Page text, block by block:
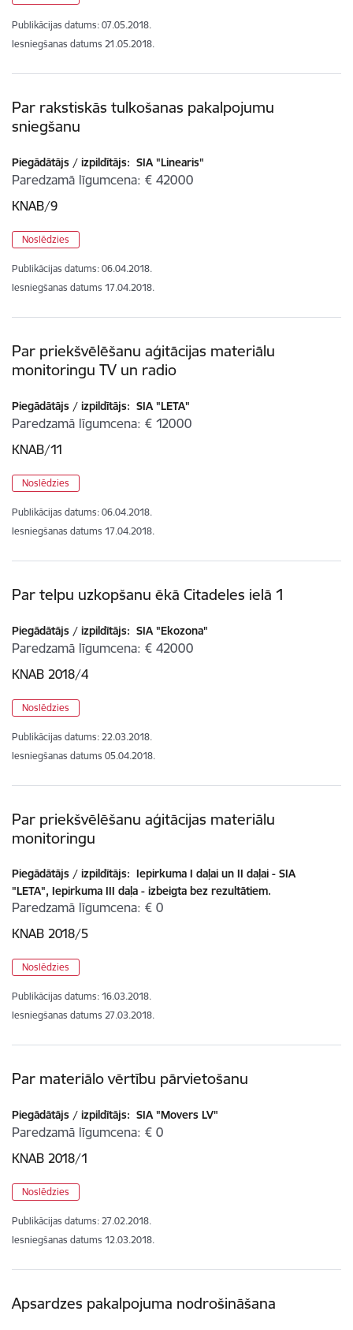
Publikācijas datums: 07.05.2018.
Iesniegšanas datums 21.05.2018.
Par rakstiskās tulkošanas pakalpojumu
sniegšanu
Piegādātājs / izpildītājs: SIA "Linearis"
Paredzamā līgumcena € 42000
KNAB/9
Noslēdzies
Publikācijas datums: 06.04.2018.
Iesniegšanas datums 17.04.2018.
Par priekšvēlēšanu aģitācijas materiālu
monitoringu TV un radio
Piegādātājs / izpildītājs: SIA "LETA"
Paredzamā līgumcena € 12000
KNAB/11
Noslēdzies
Publikācijas datums: 06.04.2018.
Iesniegšanas datums 17.04.2018.
Par telpu uzkopšanu ēkā Citadeles ielā 1
Piegādātājs / izpildītājs: SIA "Ekozona"
Paredzamā līgumcena € 42000
KNAB 2018/4
Noslēdzies
Publikācijas datums: 22.03.2018.
Iesniegšanas datums 05.04.2018.
Par priekšvēlēšanu aģitācijas materiālu
monitoringu
Piegādātājs / izpildītājs: Iepirkuma I daļai un II daļai - SIA
"LETA", Iepirkuma III daļa - izbeigta bez rezultātiem.
Paredzamā līgumcena € 0
KNAB 2018/5
Noslēdzies
Publikācijas datums: 16.03.2018.
Iesniegšanas datums 27.03.2018.
Par materiālo vērtību pārvietošanu
Piegādātājs / izpildītājs: SIA "Movers LV"
Paredzamā līgumcena € 0
KNAB 2018/1
Noslēdzies
Publikācijas datums: 27.02.2018.
Iesniegšanas datums 12.03.2018.
Apsardzes pakalpojuma nodrošināšana